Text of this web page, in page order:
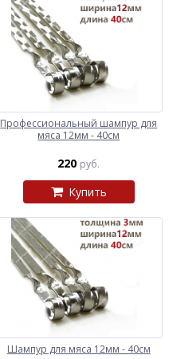
Профессиональный шампур для
мяса 12мм - 40см
220 руб.
Купить
Шампур для мяса 12мм - 40см